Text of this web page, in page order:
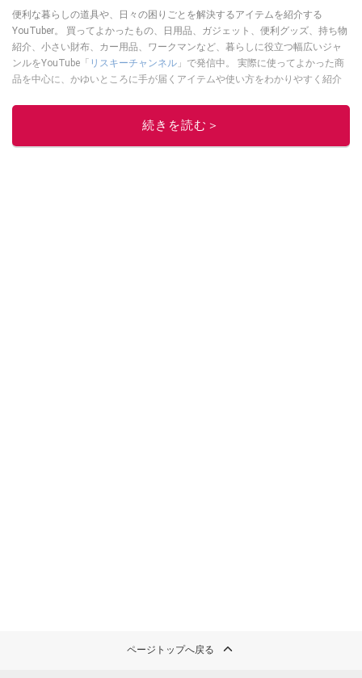
便利な暮らしの道具や、日々の困りごとを解決するアイテムを紹介する
YouTuber。 買ってよかったもの、日用品、ガジェット、便利グッズ、持ち物
紹介、小さい財布、カー用品、ワークマンなど、暮らしに役立つ幅広いジャ
ンルをYouTube「 リスキーチャンネル 」で発信中。 実際に使ってよかった商
品を中心に、かゆいところに手が届くアイテムや使い方をわかりやすく紹介
このイチオシストの他の記事を読む
続きを読む＞
ページトップへ戻る